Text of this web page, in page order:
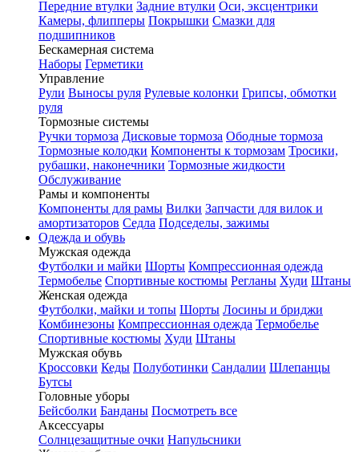
Передние втулки Задние втулки Оси, эксцентрики
Камеры, флипперы Покрышки Смазки для
подшипников
Бескамерная система
Наборы Герметики
Управление
Рули Выносы руля Рулевые колонки Грипсы, обмотки
руля
Тормозные системы
Ручки тормоза Дисковые тормоза Ободные тормоза
Тормозные колодки Компоненты к тормозам Тросики,
рубашки, наконечники Тормозные жидкости
Обслуживание
Рамы и компоненты
Компоненты для рамы Вилки Запчасти для вилок и
амортизаторов Седла Подседелы, зажимы
Одежда и обувь
Мужская одежда
Футболки и майки Шорты Компрессионная одежда
Термобелье Спортивные костюмы Регланы Худи Штаны
Женская одежда
Футболки, майки и топы Шорты Лосины и бриджи
Комбинезоны Компрессионная одежда Термобелье
Спортивные костюмы Худи Штаны
Мужская обувь
Кроссовки Кеды Полуботинки Сандалии Шлепанцы
Бутсы
Головные уборы
Бейсболки Банданы Посмотреть все
Аксессуары
Солнцезащитные очки Напульсники